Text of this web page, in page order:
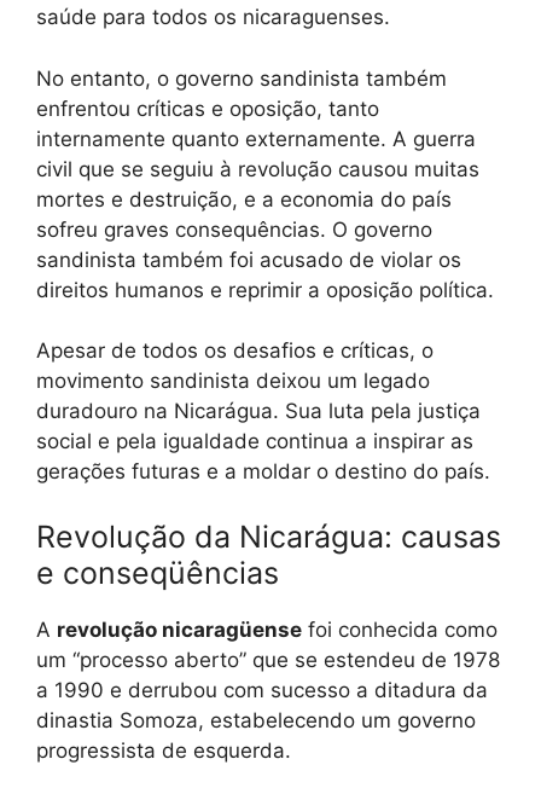
saúde para todos os nicaraguenses.
No entanto, o governo sandinista também
enfrentou críticas e oposição, tanto
internamente quanto externamente. A guerra
civil que se seguiu à revolução causou muitas
mortes e destruição, e a economia do país
sofreu graves consequências. O governo
sandinista também foi acusado de violar os
direitos humanos e reprimir a oposição política.
Apesar de todos os desafios e críticas, o
movimento sandinista deixou um legado
duradouro na Nicarágua. Sua luta pela justiça
social e pela igualdade continua a inspirar as
gerações futuras e a moldar o destino do país.
Revolução da Nicarágua: causas
e conseqüências
A revolução nicaragüense foi conhecida como
um “processo aberto” que se estendeu de 1978
a 1990 e derrubou com sucesso a ditadura da
dinastia Somoza, estabelecendo um governo
progressista de esquerda.